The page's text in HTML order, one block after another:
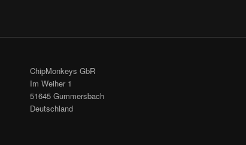
ChipMonkeys GbR
Im Weiher 1
51645 Gummersbach
Deutschland